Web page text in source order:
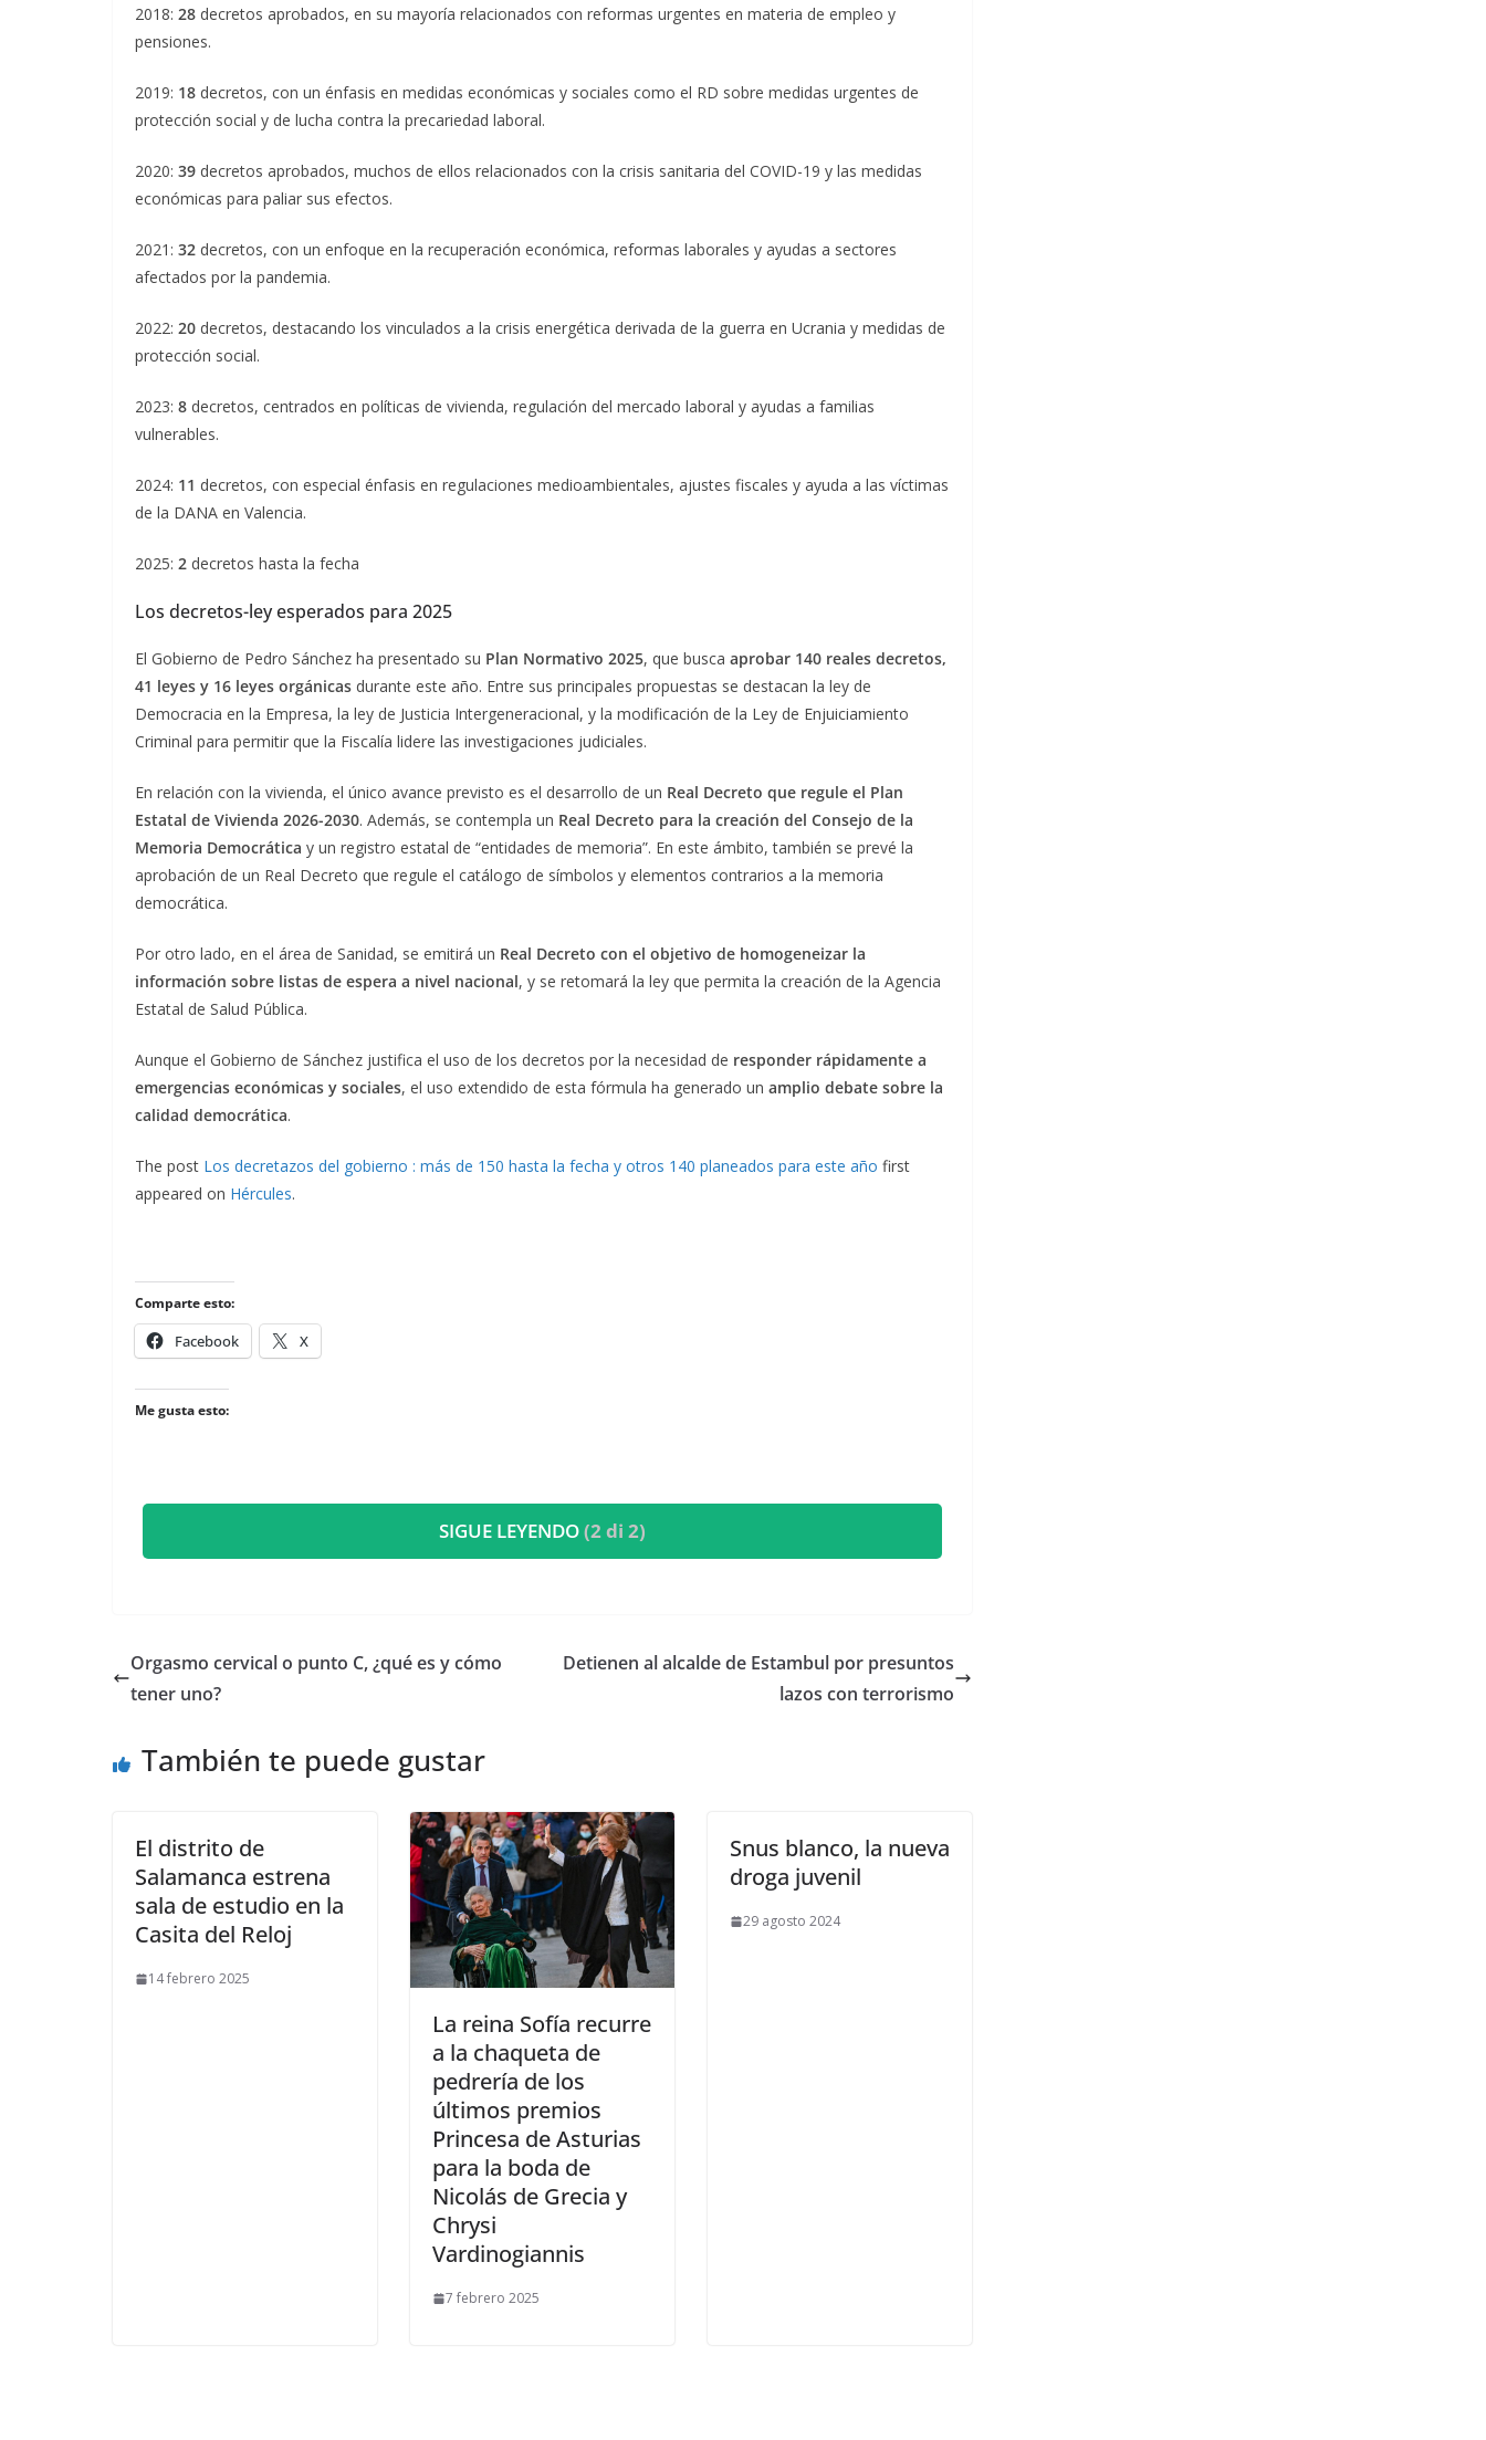
2018: 28 decretos aprobados, en su mayoría relacionados con reformas urgentes en materia de empleo y
pensiones.
2019: 18 decretos, con un énfasis en medidas económicas y sociales como el RD sobre medidas urgentes de
protección social y de lucha contra la precariedad laboral.
2020: 39 decretos aprobados, muchos de ellos relacionados con la crisis sanitaria del COVID-19 y las medidas
económicas para paliar sus efectos.
2021: 32 decretos, con un enfoque en la recuperación económica, reformas laborales y ayudas a sectores
afectados por la pandemia.
2022: 20 decretos, destacando los vinculados a la crisis energética derivada de la guerra en Ucrania y medidas de
protección social.
2023: 8 decretos, centrados en políticas de vivienda, regulación del mercado laboral y ayudas a familias
vulnerables.
2024: 11 decretos, con especial énfasis en regulaciones medioambientales, ajustes fiscales y ayuda a las víctimas
de la DANA en Valencia.
2025: 2 decretos hasta la fecha
Los decretos-ley esperados para 2025
El Gobierno de Pedro Sánchez ha presentado su Plan Normativo 2025, que busca aprobar 140 reales decretos,
41 leyes y 16 leyes orgánicas durante este año. Entre sus principales propuestas se destacan la ley de
Democracia en la Empresa, la ley de Justicia Intergeneracional, y la modificación de la Ley de Enjuiciamiento
Criminal para permitir que la Fiscalía lidere las investigaciones judiciales.
En relación con la vivienda, el único avance previsto es el desarrollo de un Real Decreto que regule el Plan
Estatal de Vivienda 2026-2030. Además, se contempla un Real Decreto para la creación del Consejo de la
Memoria Democrática y un registro estatal de “entidades de memoria”. En este ámbito, también se prevé la
aprobación de un Real Decreto que regule el catálogo de símbolos y elementos contrarios a la memoria
democrática.
Por otro lado, en el área de Sanidad, se emitirá un Real Decreto con el objetivo de homogeneizar la
información sobre listas de espera a nivel nacional, y se retomará la ley que permita la creación de la Agencia
Estatal de Salud Pública.
Aunque el Gobierno de Sánchez justifica el uso de los decretos por la necesidad de responder rápidamente a
emergencias económicas y sociales, el uso extendido de esta fórmula ha generado un amplio debate sobre la
calidad democrática.
The post Los decretazos del gobierno : más de 150 hasta la fecha y otros 140 planeados para este año first
appeared on Hércules.
Comparte esto:
Facebook X
Me gusta esto:
SIGUE LEYENDO(2 di 2)
Orgasmo cervical o punto C, ¿qué es y cómo
tener uno?
Detienen al alcalde de Estambul por presuntos
lazos con terrorismo
También te puede gustar
El distrito de
Salamanca estrena
sala de estudio en la
Casita del Reloj
14 febrero 2025
​La reina Sofía recurre
a la chaqueta de
pedrería de los
últimos premios
Princesa de Asturias
para la boda de
Nicolás de Grecia y
Chrysi
Vardinogiannis
7 febrero 2025
Snus blanco, la nueva
droga juvenil
29 agosto 2024